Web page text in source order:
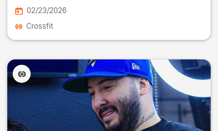
02/23/2026
Crossfit